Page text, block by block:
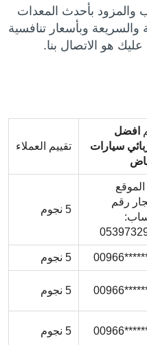
والمزود بأحدث المعدات
والسريعة وبأسعار تنافسية
هو الاتصال بنا.
افضل
سيارات
تقييم العملاء
الموقع
رقم
5 نجوم
5 نجوم
5 نجوم
5 نجوم